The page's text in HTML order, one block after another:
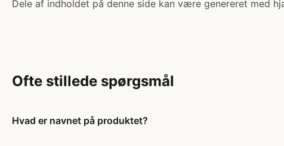
Dele af indholdet på denne side kan være genereret med
Ofte stillede spørgsmål
Hvad er navnet på produktet?